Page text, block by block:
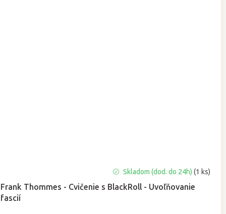
Frank Thommes - Cvičenie s BlackRoll - Uvoľňovanie
fascií
Skladom (dod. do 24h) (1 ks)